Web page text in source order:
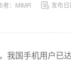
者：MIMR 发布
我国手机用户已达